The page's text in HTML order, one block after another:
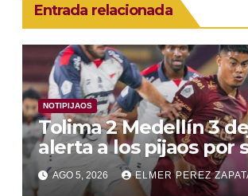
Entrada relacionada
NOTIPIJAOS
Tolima 2 Medellín 3
alerta a los pijaos por
fútbol irregular
AGO 5, 2026 ELMER PEREZ